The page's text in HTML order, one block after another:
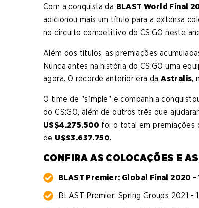
Com a conquista da BLAST World Final
adicionou mais um título para a extensa
no circuito competitivo do CS:GO neste
Além dos títulos, as premiações
Nunca antes na história do CS:GO uma
agora. O recorde anterior era daAstralis,
O time de "s1mple" e companhia
do CS:GO, além de outros três que
US$4.275.500 foi o total em premiações
de U$S3.637.750.
CONFIRA AS COLOCAÇÕES E
BLAST Premier: Global Final 2020 -
BLAST Premier: Spring Groups 2021 -